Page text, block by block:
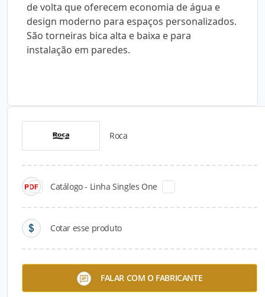
de volta que oferecem economia de água e
design moderno para espaços personalizados.
São torneiras bica alta e baixa e para
instalação em paredes.
Roca
Catálogo - Linha Singles One
Cotar esse produto
FALAR COM O FABRICANTE
Catálogos para Download